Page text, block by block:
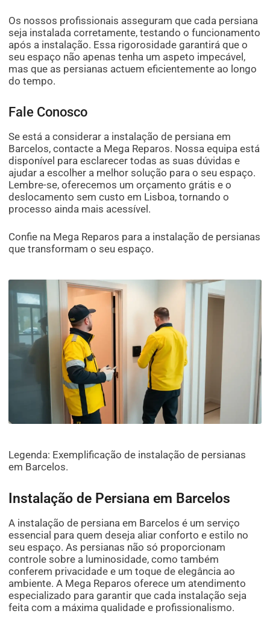
Os nossos profissionais asseguram que cada persiana
seja instalada corretamente, testando o funcionamento
após a instalação. Essa rigorosidade garantirá que o
seu espaço não apenas tenha um aspeto impecável,
mas que as persianas actuem eficientemente ao longo
do tempo.
Fale Conosco
Se está a considerar a instalação de persiana em
Barcelos, contacte a Mega Reparos. Nossa equipa está
disponível para esclarecer todas as suas dúvidas e
ajudar a escolher a melhor solução para o seu espaço.
Lembre-se, oferecemos um orçamento grátis e o
deslocamento sem custo em Lisboa, tornando o
processo ainda mais acessível.
Confie na Mega Reparos para a instalação de persianas
que transformam o seu espaço.
Legenda: Exemplificação de instalação de persianas
em Barcelos.
Instalação de Persiana em Barcelos
A instalação de persiana em Barcelos é um serviço
essencial para quem deseja aliar conforto e estilo no
seu espaço. As persianas não só proporcionam
controle sobre a luminosidade, como também
conferem privacidade e um toque de elegância ao
ambiente. A Mega Reparos oferece um atendimento
especializado para garantir que cada instalação seja
feita com a máxima qualidade e profissionalismo.